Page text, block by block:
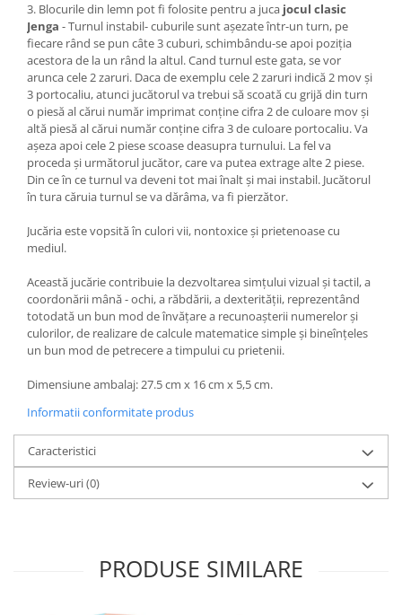
3. Blocurile din lemn pot fi folosite pentru a juca jocul clasic
Jenga - Turnul instabil- cuburile sunt așezate într-un turn, pe
fiecare rând se pun câte 3 cuburi, schimbându-se apoi poziția
acestora de la un rând la altul. Cand turnul este gata, se vor
arunca cele 2 zaruri. Daca de exemplu cele 2 zaruri indică 2 mov şi
3 portocaliu, atunci jucătorul va trebui să scoată cu grijă din turn
o piesă al cărui număr imprimat conţine cifra 2 de culoare mov şi
altă piesă al cărui număr conţine cifra 3 de culoare portocaliu. Va
aşeza apoi cele 2 piese scoase deasupra turnului. La fel va
proceda şi următorul jucător, care va putea extrage alte 2 piese.
Din ce în ce turnul va deveni tot mai înalt şi mai instabil. Jucătorul
în tura căruia turnul se va dărâma, va fi pierzător.
Jucăria este vopsită în culori vii, nontoxice și prietenoase cu
mediul.
Această jucărie contribuie la dezvoltarea simțului vizual și tactil, a
coordonării mână - ochi, a răbdării, a dexterității, reprezentând
totodată un bun mod de învățare a recunoașterii numerelor şi
culorilor, de realizare de calcule matematice simple şi bineînţeles
un bun mod de petrecere a timpului cu prietenii.
Dimensiune ambalaj: 27.5 cm x 16 cm x 5,5 cm.
Informatii conformitate produs
Caracteristici
Review-uri(0)
PRODUSE SIMILARE